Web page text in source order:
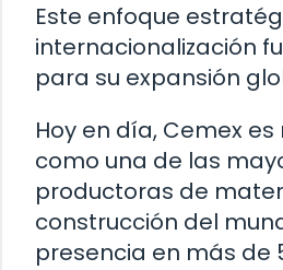
Este enfoque
internacionalización
para su expansión
Hoy en día, Cemex
como una de las
productoras de
construcción del
presencia en más de